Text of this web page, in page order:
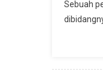
Sebuah